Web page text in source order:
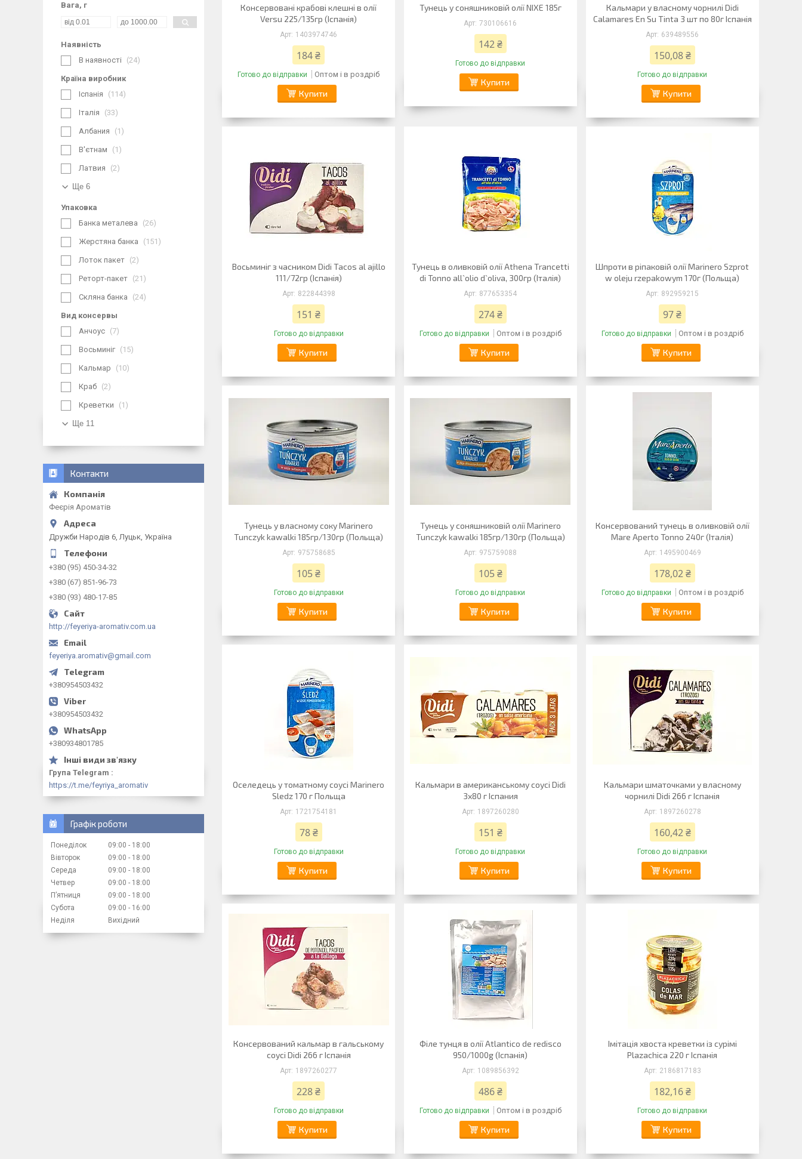
Консервовані крабові клешні в олії
Versu 225/135гр (Іспанія)
1403974746
184 ₴
Готово до відправки Оптом і в роздріб
Купити
Тунець у соняшниковій олії NIXE 185г
730106616
142 ₴
Готово до відправки
Купити
Кальмари у власному чорнилі Didi
Calamares En Su Tinta 3 шт по 80г Іспанія
639489556
150,08 ₴
Готово до відправки
Купити
Восьминіг з часником Didi Tacos al ajillo
111/72гр (Іспанія)
822844398
151 ₴
Готово до відправки
Купити
Тунець в оливковій олії Athena Trancetti
di Tonno all`olio d`oliva, 300гр (Італія)
877653354
274 ₴
Готово до відправки Оптом і в роздріб
Купити
Шпроти в ріпаковій олії Marinero Szprot
w oleju rzepakowym 170г (Польща)
892959215
97 ₴
Готово до відправки Оптом і в роздріб
Купити
Тунець у власному соку Marinero
Tunczyk kawalki 185гр/130гр (Польща)
975758685
105 ₴
Готово до відправки
Купити
Тунець у соняшниковій олії Marinero
Tunczyk kawalki 185гр/130гр (Польща)
975759088
105 ₴
Готово до відправки
Купити
Консервований тунець в оливковій олії
Mare Aperto Tonno 240г (Італія)
1495900469
178,02 ₴
Готово до відправки Оптом і в роздріб
Купити
Оселедець у томатному соусі Marinero
Sledz 170 г Польща
1721754181
78 ₴
Готово до відправки
Купити
Кальмари в американському соусі Didi
3x80 г Іспания
1897260280
151 ₴
Готово до відправки
Купити
Кальмари шматочками у власному
чорнилі Didi 266 г Іспанія
1897260278
160,42 ₴
Готово до відправки
Купити
Консервований кальмар в гальському
соусі Didi 266 г Іспанія
1897260277
228 ₴
Готово до відправки
Купити
Філе тунця в олії Atlantico de redisco
950/1000g (Іспанія)
1089856392
486 ₴
Готово до відправки Оптом і в роздріб
Купити
Імітація хвоста креветки із сурімі
Plazachica 220 г Іспанія
2186817183
182,16 ₴
Готово до відправки
Купити
Вага, г
Наявність
В наявності
24
Країна виробник
Іспанія
114
Італія 33
Албания 1
В'єтнам 1
Латвия 2
Ще 6
Упаковка
Банка металева
26
Жерстяна банка 151
Лоток пакет 2
Реторт-пакет 21
Скляна банка 24
Вид консервы
Анчоус
7
Восьминіг 15
Кальмар 10
Краб 2
Креветки 1
Ще 11
Контакти
Феєрія Ароматів
Дружби Народів 6, Луцьк, Україна
+380 (95) 450-34-32
+380 (67) 851-96-73
+380 (93) 480-17-85
http://feyeriya-aromativ.com.ua
feyeriya.aromativ@gmail.com
+380954503432
+380954503432
+380934801785
Група Telegram
https://t.me/feyriya_aromativ
Графік роботи
Понеділок 09:00
18:00
Вівторок
09:00
18:00
Середа
09:00
18:00
Четвер
09:00
18:00
Пʼятниця
09:00
18:00
Субота
09:00
16:00
Неділя
Вихідний